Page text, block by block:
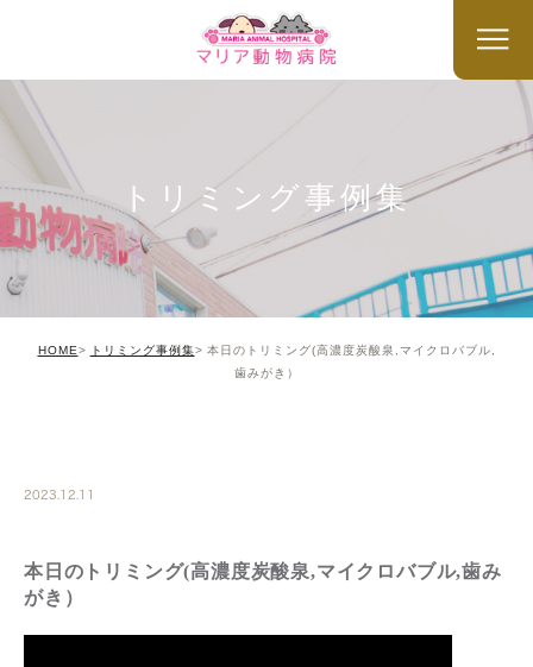
トリミング事例集
HOME トリミング事例集
本日のトリミング(高濃度炭酸泉,マイクロバブル,
歯みがき）
2023.12.11
本日のトリミング(高濃度炭酸泉,マイクロバブル,歯み
がき）